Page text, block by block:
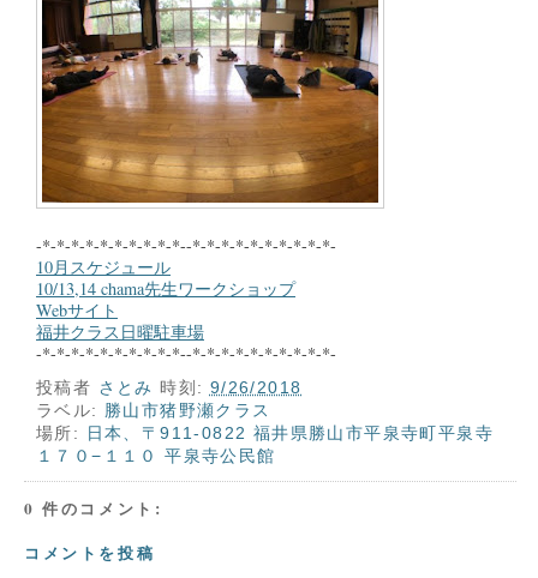
-*-*-*-*-*-*-*-*-*-*--*-*-*-*-*-*-*-*-*-*-
10月スケジュール
10/13,14 chama先生ワークショップ
Webサイト
福井クラス日曜駐車場
-*-*-*-*-*-*-*-*-*-*--*-*-*-*-*-*-*-*-*-*-
投稿者 さとみ 時刻: 9/26/2018
ラベル: 勝山市猪野瀬クラス
場所:
日本、〒911-0822 福井県勝山市平泉寺町平泉寺
１７０−１１０ 平泉寺公民館
0 件のコメント:
コメントを投稿